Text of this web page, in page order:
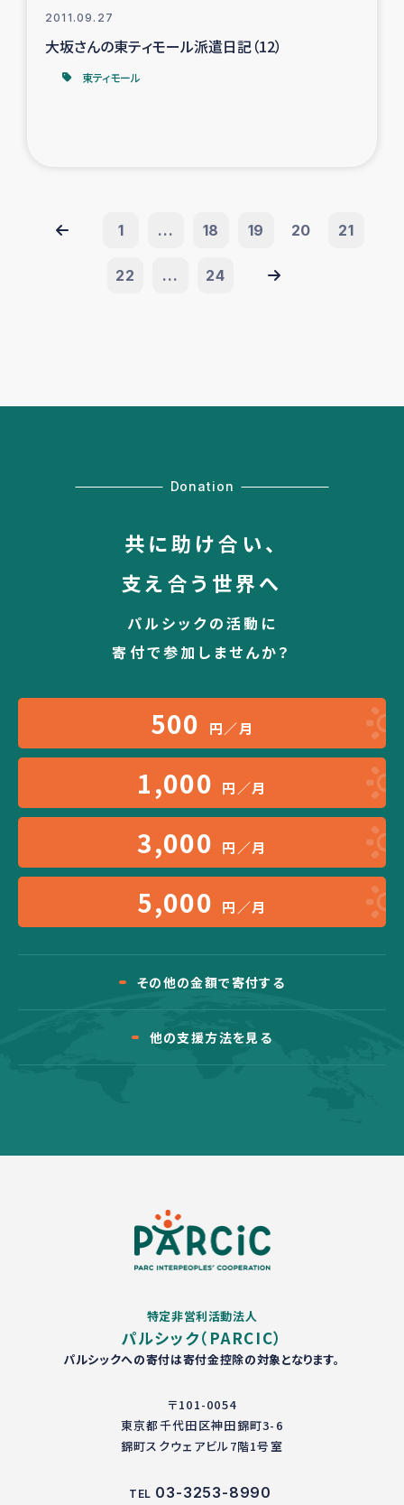
2011.09.27
大坂さんの東ティモール派遣日記（12）
東ティモール
1 ... 18 19 20 21
22 ... 24
Donation
共に助け合い、
支え合う世界へ
パルシックの活動に
寄付で参加しませんか？
500 円／月
1,000 円／月
3,000 円／月
5,000 円／月
その他の金額で寄付する
他の支援方法を見る
特定非営利活動法人
パルシック（PARCIC）
パルシックへの寄付は寄付金控除の対象となります。
〒101-0054
東京都千代田区神田錦町3-6
錦町スクウェアビル7階1号室
TEL 03-3253-8990